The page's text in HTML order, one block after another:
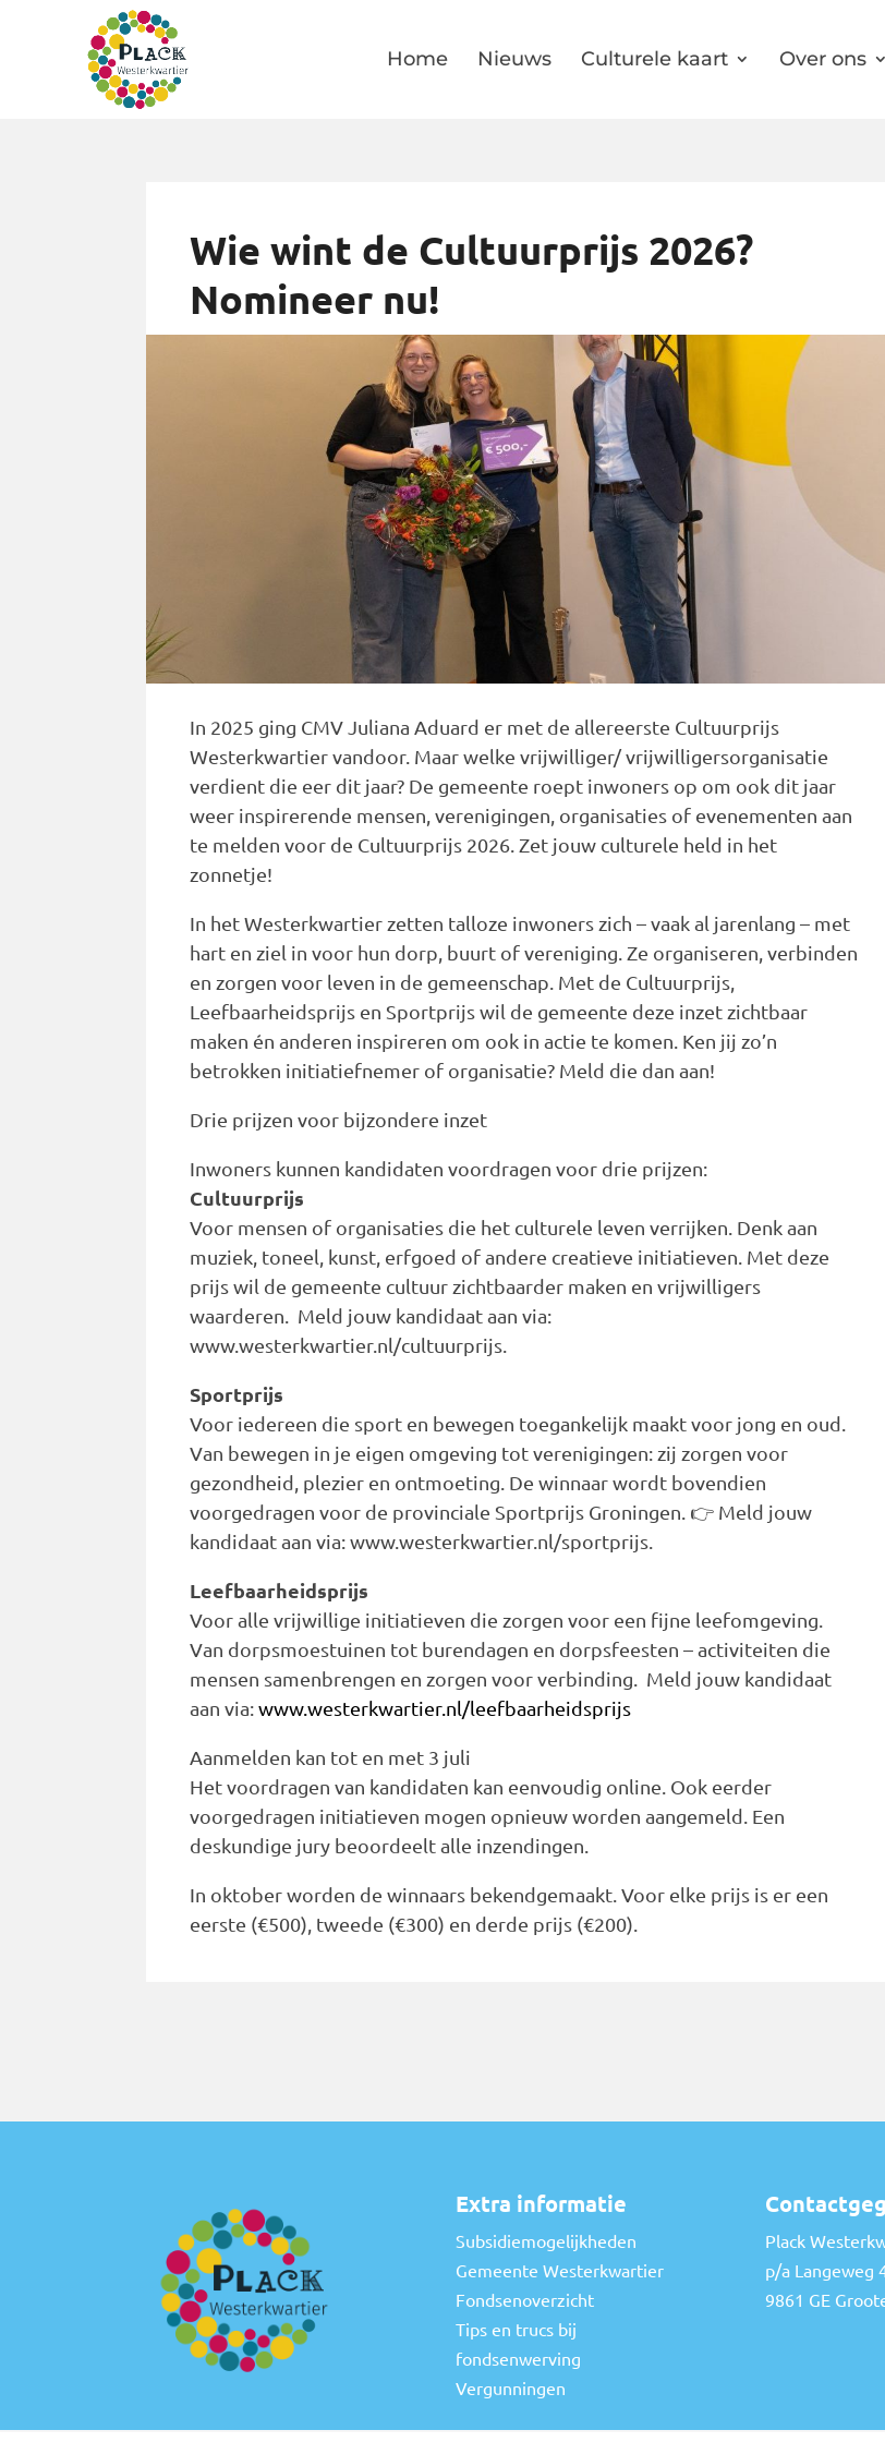
Home Nieuws Culturele kaart Over ons
Wie wint de Cultuurprijs 2026?
Nomineer nu!
In 2025 ging CMV Juliana Aduard er met de allereerste Cultuurprijs
Westerkwartier vandoor. Maar welke vrijwilliger/ vrijwilligersorganisatie
verdient die eer dit jaar? De gemeente roept inwoners op om ook dit jaar
weer inspirerende mensen, verenigingen, organisaties of evenementen aan
te melden voor de Cultuurprijs 2026. Zet jouw culturele held in het
zonnetje!
In het Westerkwartier zetten talloze inwoners zich – vaak al jarenlang – met
hart en ziel in voor hun dorp, buurt of vereniging. Ze organiseren, verbinden
en zorgen voor leven in de gemeenschap. Met de Cultuurprijs,
Leefbaarheidsprijs en Sportprijs wil de gemeente deze inzet zichtbaar
maken én anderen inspireren om ook in actie te komen. Ken jij zo’n
betrokken initiatiefnemer of organisatie? Meld die dan aan!
Drie prijzen voor bijzondere inzet
Inwoners kunnen kandidaten voordragen voor drie prijzen:
Cultuurprijs
Voor mensen of organisaties die het culturele leven verrijken. Denk aan
muziek, toneel, kunst, erfgoed of andere creatieve initiatieven. Met deze
prijs wil de gemeente cultuur zichtbaarder maken en vrijwilligers
waarderen. Meld jouw kandidaat aan via:
www.westerkwartier.nl/cultuurprijs.
Sportprijs
Voor iedereen die sport en bewegen toegankelijk maakt voor jong en oud.
Van bewegen in je eigen omgeving tot verenigingen: zij zorgen voor
gezondheid, plezier en ontmoeting. De winnaar wordt bovendien
voorgedragen voor de provinciale Sportprijs Groningen. 👉 Meld jouw
kandidaat aan via: www.westerkwartier.nl/sportprijs.
Leefbaarheidsprijs
Voor alle vrijwillige initiatieven die zorgen voor een fijne leefomgeving.
Van dorpsmoestuinen tot burendagen en dorpsfeesten – activiteiten die
mensen samenbrengen en zorgen voor verbinding. Meld jouw kandidaat
aan via:www.westerkwartier.nl/leefbaarheidsprijs
Aanmelden kan tot en met 3 juli
Het voordragen van kandidaten kan eenvoudig online. Ook eerder
voorgedragen initiatieven mogen opnieuw worden aangemeld. Een
deskundige jury beoordeelt alle inzendingen.
In oktober worden de winnaars bekendgemaakt. Voor elke prijs is er een
eerste (€500), tweede (€300) en derde prijs (€200).
Extra informatie
Subsidiemogelijkheden
Gemeente Westerkwartier
Fondsenoverzicht
Tips en trucs bij
fondsenwerving
Vergunningen
Plack
p/a Langeweg
9861 GE